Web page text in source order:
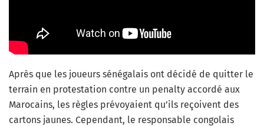
Après que les joueurs sénégalais ont décidé de quitter le
terrain en protestation contre un penalty accordé aux
Marocains, les règles prévoyaient qu’ils reçoivent des
cartons jaunes. Cependant, le responsable congolais